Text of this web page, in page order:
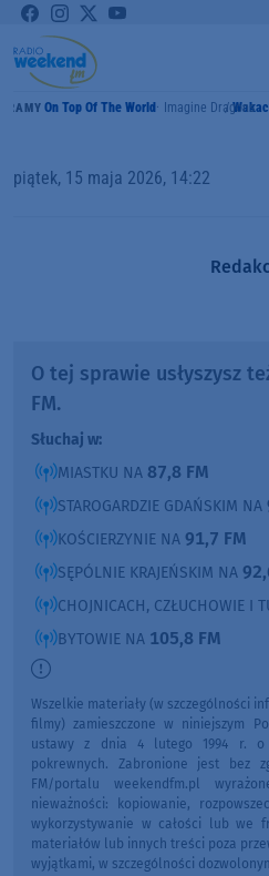
GRAMY On Top Of The World Imagine Dragons
piątek, 15 maja 2026, 14:22
O tej sprawie usłyszysz
FM.
Słuchaj w:
MIASTKU NA 87,8 FM
STAROGARDZIE GDAŃSKIM NA
KOŚCIERZYNIE NA 91,7 FM
SĘPÓLNIE KRAJEŃSKIM NA
CHOJNICACH, CZŁUCHOWIE I
BYTOWIE NA 105,8 FM
Wszelkie materiały (w szczególności
filmy) zamieszczone w niniejszym
ustawy z dnia 4 lutego 1994 r.
pokrewnych. Zabronione jest bez
FM/portalu weekendfm.pl
nieważności: kopiowanie,
wykorzystywanie w całości lub we
materiałów lub innych treści poza
wyjątkami, w szczególności